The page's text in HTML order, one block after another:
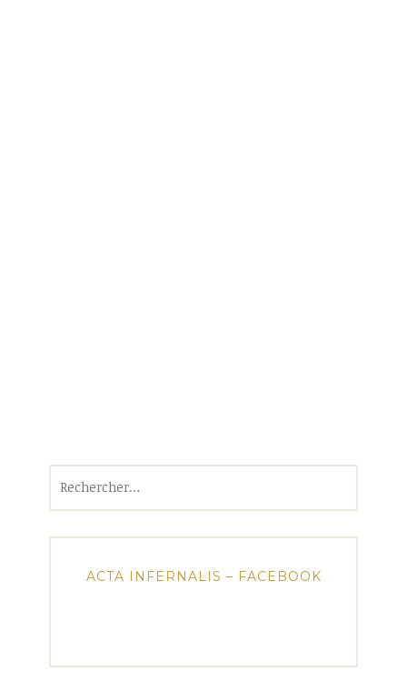
ACTA INFERNALIS – FACEBOOK